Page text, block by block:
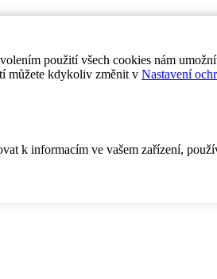
použití všech cookies nám
můžete kdykoliv změnit v Nastavení
k informacím ve vašem zařízení,